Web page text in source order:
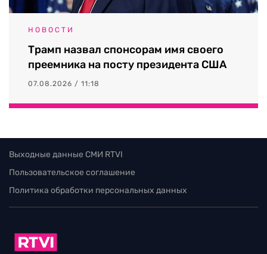
НОВОСТИ
Трамп назвал спонсорам имя своего
преемника на посту президента США
07.08.2026 / 11:18
Выходные данные СМИ RTVI
Пользовательское соглашение
Политика обработки персональных данных